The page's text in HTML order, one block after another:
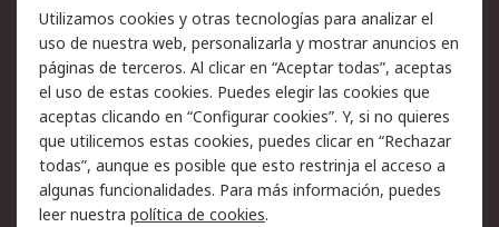
Ofertas
Soporte técnico
Legal
Aviso legal
Política de privacidad -
Actualizada
Política sobre cookies
Seguridad de emails
Certificaciones de
Condiciones de venta
Utilizamos cookies y otras tecnologías para analizar el
uso de nuestra web, personalizarla y mostrar anuncios en
páginas de terceros. Al clicar en “Aceptar todas”, aceptas
el uso de estas cookies. Puedes elegir las cookies que
aceptas clicando en “Configurar cookies”. Y, si no quieres
que utilicemos estas cookies, puedes clicar en “Rechazar
todas”, aunque es posible que esto restrinja el acceso a
algunas funcionalidades. Para más información, puedes
leer nuestra política de cookies.